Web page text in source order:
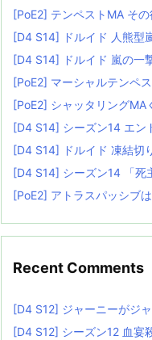
[PoE2] テンペストMA そ
[D4 S14] ドルイド 人熊型
[D4 S14] ドルイド 嵐の一
[PoE2] マーシャルテンペ
[PoE2] シャッタリングMA
[D4 S14] シーズン14 エン
[D4 S14] ドルイド 凍結切
[D4 S14] シーズン14 「死
[PoE2] アトラスパッシブ
Recent Comments
[D4 S12] ジャーニーがジ
[D4 S12] シーズン12 血宴